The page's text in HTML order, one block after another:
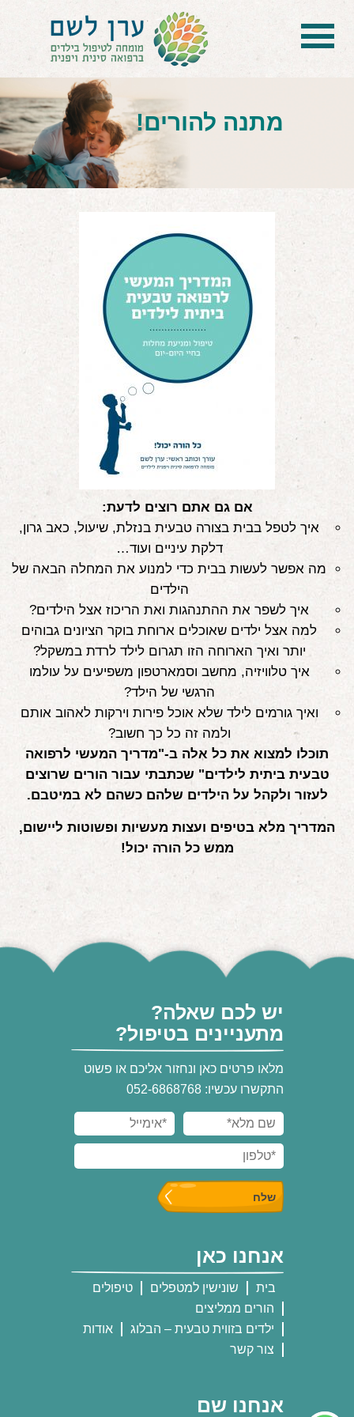
בית
הטיפול
הכל על דיקור סיני ודיקור יפני לילדים
הילד לא מפסיק להיות חולה
בעיות נשימה: קוצר, סטרידור ועוד
דלקות ונוזלים באוזניים
קשיים רגשיים, אתגרי התנהגות
בעיות/מחלות נוספות
שאלות ותשובות
במתנה!
מתנה להורים!
אם גם אתם רוצים לדעת:
איך לטפל בבית בצורה טבעית בנזלת, שיעול, כאב גרון,
דלקת עיניים ועוד…
מה אפשר לעשות בבית כדי למנוע את המחלה הבאה של
הילדים
איך לשפר את ההתנהגות ואת הריכוז אצל הילדים?
למה אצל ילדים שאוכלים ארוחת בוקר הציונים גבוהים
יותר ואיך הארוחה הזו תגרום לילד לרדת במשקל?
איך טלוויזיה, מחשב וסמארטפון משפיעים על עולמו
הרגשי של הילד?
ואיך גורמים לילד שלא אוכל פירות וירקות לאהוב אותם
ולמה זה כל כך חשוב?
תוכלו למצוא את כל אלה ב-"מדריך המעשי לרפואה
טבעית ביתית לילדים" שכתבתי עבור הורים שרוצים
לעזור ולקהל על הילדים שלהם כשהם לא במיטבם.
המדריך מלא בטיפים ועצות מעשיות ופשוטות ליישום,
ממש כל הורה יכול!
יש לכם שאלה?
מתעניינים בטיפול?
מלאו פרטים כאן ונחזור אליכם או פשוט
התקשרו עכשיו: 052-6868768
אנחנו כאן
בית שונישין למטפלים
טיפולים
הורים ממליצים
ילדים בזווית טבעית – הבלוג
אודות
צור קשר
אנחנו שם